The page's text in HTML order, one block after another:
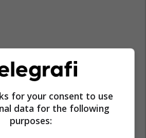
for your consent to use
data for the following
purposes: